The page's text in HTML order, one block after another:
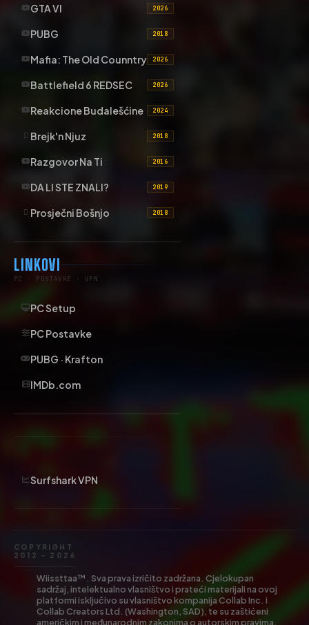
GTA VI 2026
PUBG 2018
Mafia: The Old Counntry 2026
Battlefield 6 REDSEC 2026
Reakcione Budalešćine 2024
Brejk'n Njuz 2018
Razgovor Na Ti 2016
DA LI STE ZNALI? 2019
Prosječni Bošnjo 2018
LINKOVI
PC · POSTAVKE · VPN
PC Setup
PC Postavke
PUBG · Krafton
IMDb.com
Surfshark VPN
COPYRIGHT
2012 – 2026
Wiissttaa™. Sva prava izričito zadržana. Cjelokupan
sadržaj, intelektualno vlasništvo i prateći materijali na ovoj
platformi isključivo su vlasništvo kompanija Collab Inc. i
Collab Creators Ltd. (Washington, SAD), te su zaštićeni
američkim i međunarodnim zakonima o autorskim pravima.